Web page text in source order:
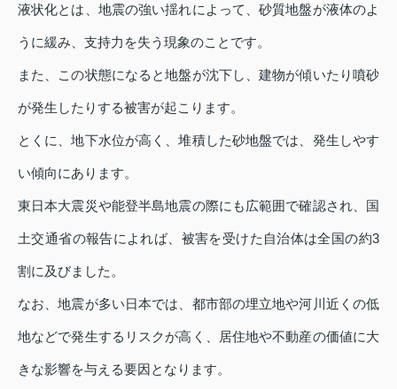
液状化とは、地震の強い揺れによって、砂質地盤が液体のよ
うに緩み、支持力を失う現象のことです。
また、この状態になると地盤が沈下し、建物が傾いたり噴砂
が発生したりする被害が起こります。
とくに、地下水位が高く、堆積した砂地盤では、発生しやす
い傾向にあります。
東日本大震災や能登半島地震の際にも広範囲で確認され、国
土交通省の報告によれば、被害を受けた自治体は全国の約3
割に及びました。
なお、地震が多い日本では、都市部の埋立地や河川近くの低
地などで発生するリスクが高く、居住地や不動産の価値に大
きな影響を与える要因となります。